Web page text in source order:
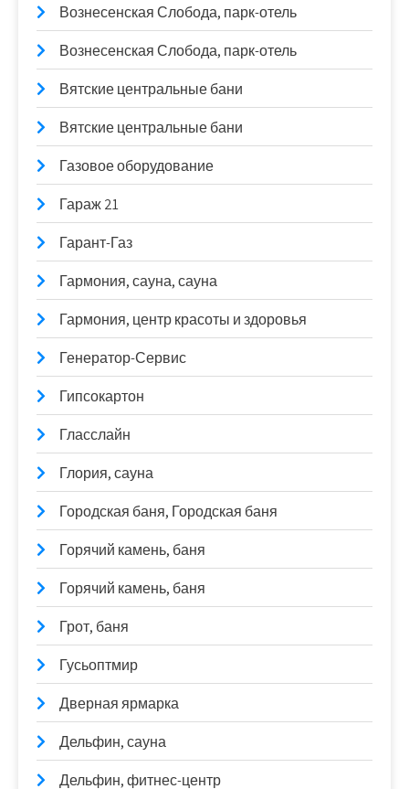
Вознесенская Слобода, парк-отель
Вознесенская Слобода, парк-отель
Вятские центральные бани
Вятские центральные бани
Газовое оборудование
Гараж 21
Гарант-Газ
Гармония, сауна, сауна
Гармония, центр красоты и здоровья
Генератор-Сервис
Гипсокартон
Гласслайн
Глория, сауна
Городская баня, Городская баня
Горячий камень, баня
Горячий камень, баня
Грот, баня
Гусьоптмир
Дверная ярмарка
Дельфин, сауна
Дельфин, фитнес-центр